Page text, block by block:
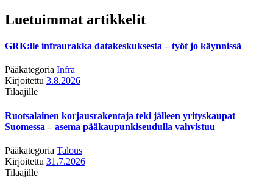
Luetuimmat artikkelit
GRK:lle infraurakka datakeskuksesta – työt jo käynnissä
Pääkategoria Infra
Kirjoitettu 3.8.2026
Tilaajille
Ruotsalainen korjausrakentaja teki jälleen yrityskaupat
Suomessa – asema pääkaupunkiseudulla vahvistuu
Pääkategoria Talous
Kirjoitettu 31.7.2026
Tilaajille